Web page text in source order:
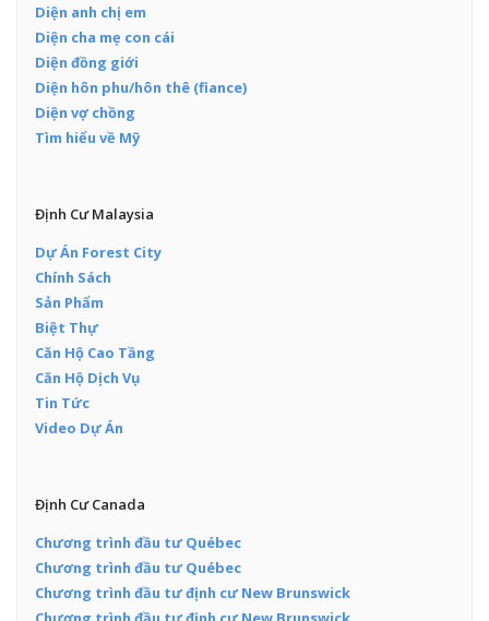
Diện anh chị em
Diện cha mẹ con cái
Diện đồng giới
Diện hôn phu/hôn thê (fiance)
Diện vợ chồng
Tìm hiểu về Mỹ
Định Cư Malaysia
Dự Án Forest City
Chính Sách
Sản Phẩm
Biệt Thự
Căn Hộ Cao Tầng
Căn Hộ Dịch Vụ
Tin Tức
Video Dự Án
Định Cư Canada
Chương trình đầu tư Québec
Chương trình đầu tư Québec
Chương trình đầu tư định cư New Brunswick